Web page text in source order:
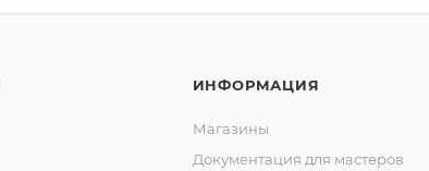
ИНФОРМАЦИЯ
Магазины
Документация для мастеров